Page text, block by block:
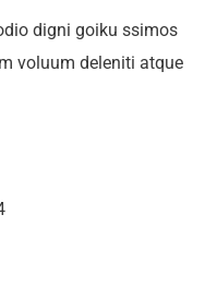
digni goiku ssimos
voluum deleniti atque